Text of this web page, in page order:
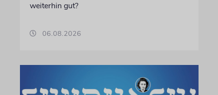
weiterhin gut?
06.08.2026